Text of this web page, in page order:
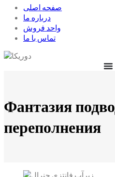
صفحه اصلی
درباره ما
واحد فروش
تماس با ما
Фантазия
переполнения